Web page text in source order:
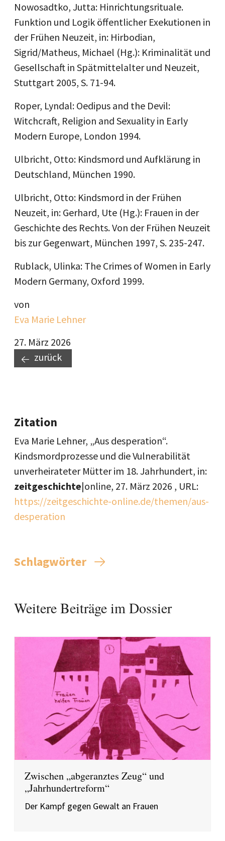
Nowosadtko, Jutta: Hinrichtungsrituale.
Funktion und Logik öffentlicher Exekutionen in
der Frühen Neuzeit, in: Hirbodian,
Sigrid/Matheus, Michael (Hg.): Kriminalität und
Gesellschaft in Spätmittelalter und Neuzeit,
Stuttgart 2005, S. 71-94.
Roper, Lyndal: Oedipus and the Devil:
Witchcraft, Religion and Sexuality in Early
Modern Europe, London 1994.
Ulbricht, Otto: Kindsmord und Aufklärung in
Deutschland, München 1990.
Ulbricht, Otto: Kindsmord in der Frühen
Neuzeit, in: Gerhard, Ute (Hg.): Frauen in der
Geschichte des Rechts. Von der Frühen Neuzeit
bis zur Gegenwart, München 1997, S. 235-247.
Rublack, Ulinka: The Crimes of Women in Early
Modern Germany, Oxford 1999.
von
Eva Marie Lehner
27. März 2026
zurück
Zitation
Eva Marie Lehner, „Aus desperation“.
Kindsmordprozesse und die Vulnerabilität
unverheirateter Mütter im 18. Jahrhundert, in:
zeitgeschichte|online, 27. März 2026 , URL:
https://zeitgeschichte-online.de/themen/aus-
desperation
Schlagwörter
Weitere Beiträge im Dossier
Zwischen „abgeranztes Zeug“ und
„Jahrhundertreform“
Der Kampf gegen Gewalt an Frauen